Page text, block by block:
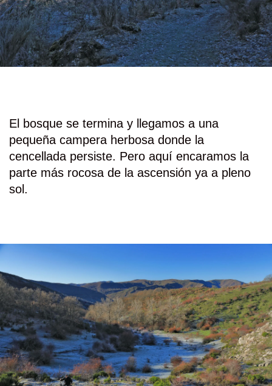
El bosque se termina y llegamos a una
pequeña campera herbosa donde la
cencellada persiste. Pero aquí encaramos la
parte más rocosa de la ascensión ya a pleno
sol.